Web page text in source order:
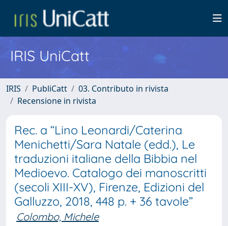
IRIS UniCatt
IRIS PubliCatt
03. Contributo in rivista
Recensione in rivista
Rec. a “Lino Leonardi/Caterina
Menichetti/Sara Natale (edd.), Le
traduzioni italiane della Bibbia nel
Medioevo. Catalogo dei manoscritti
(secoli XIII-XV), Firenze, Edizioni del
Galluzzo, 2018, 448 p. + 36 tavole”
Colombo, Michele